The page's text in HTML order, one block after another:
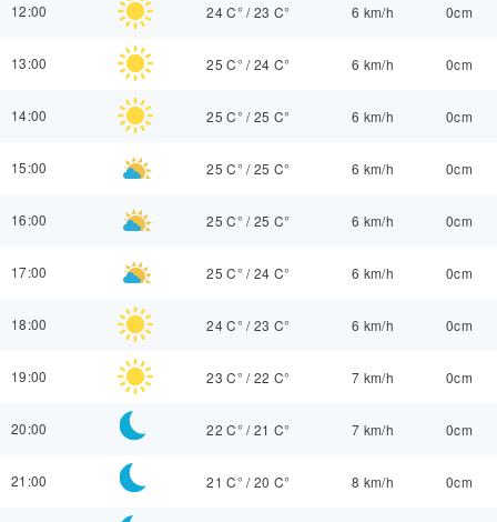
12:00 24 C° /23 C° 6 km/h 0cm
13:00 25 C° /24 C° 6 km/h 0cm
14:00 25 C° /25 C° 6 km/h 0cm
15:00 25 C° /25 C° 6 km/h 0cm
16:00 25 C° /25 C° 6 km/h 0cm
17:00 25 C° /24 C° 6 km/h 0cm
18:00 24 C° /23 C° 6 km/h 0cm
19:00 23 C° /22 C° 7 km/h 0cm
20:00 22 C° /21 C° 7 km/h 0cm
21:00 21 C° /20 C° 8 km/h 0cm